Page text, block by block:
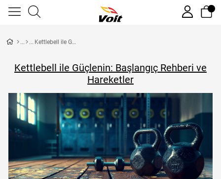
Kettlebell ile Güçlenin: Başlangıç Rehberi ve Hareketler
Kettlebell ile Güçlenin: Başlangıç Rehberi ve
Hareketler